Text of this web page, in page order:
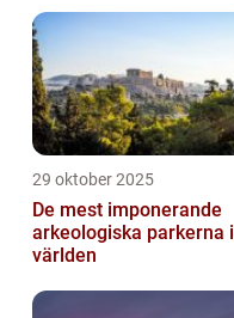
29 oktober 2025
De mest imponerande
arkeologiska parkerna i
världen